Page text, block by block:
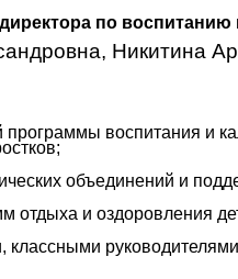
по
Никитина
программы воспитания и
объединений и
отдыха и оздоровления
классными